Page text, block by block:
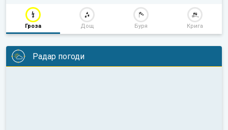
Гроза Дощ Буря Крига
Радар погоди